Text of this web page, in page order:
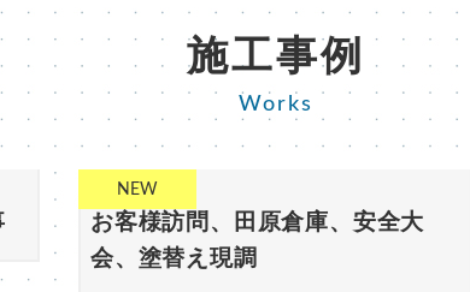
施工事例
Works
NEW
2026-08-05
お客様訪問、田原倉庫、安全大
会、塗替え現調